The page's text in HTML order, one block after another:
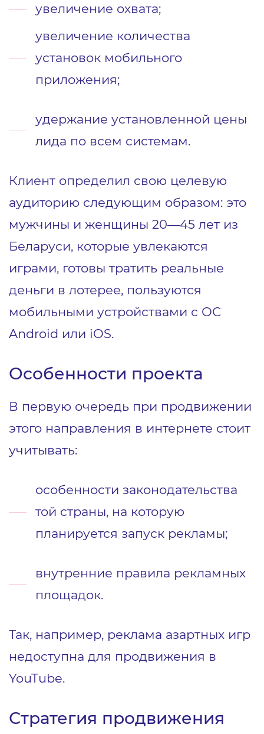
увеличение охвата;
увеличение количества
установок мобильного
приложения;
удержание установленной цены
лида по всем системам.
Клиент определил свою целевую
аудиторию следующим образом: это
мужчины и женщины 20―45 лет из
Беларуси, которые увлекаются
играми, готовы тратить реальные
деньги в лотерее, пользуются
мобильными устройствами с ОС
Android или iOS.
Особенности проекта
В первую очередь при продвижении
этого направления в интернете стоит
учитывать:
особенности законодательства
той страны, на которую
планируется запуск рекламы;
внутренние правила рекламных
площадок.
Так, например, реклама азартных игр
недоступна для продвижения в
YouTube.
Стратегия продвижения